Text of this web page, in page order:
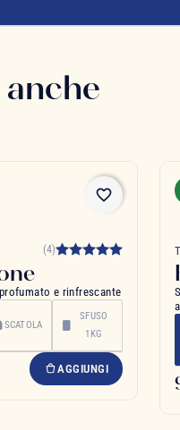
favorite_border
(4)
e rinfrescante
SCATOLA
SFUSO
1KG
AGGIUNGI